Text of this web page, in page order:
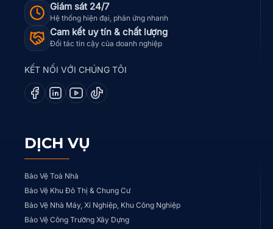
Giám sát 24/7
Hệ thống hiện đại, phản ứng nhanh
Cam kết uy tín & chất lượng
Đối tác tin cậy của doanh nghiệp
KẾT NỐI VỚI CHÚNG TÔI
DỊCH VỤ
Bảo Vệ Toà Nhà
Bảo Vệ Khu Đô Thị & Chung Cư
Bảo Vệ Nhà Máy, Xí Nghiệp, Khu Công Nghiệp
Bảo Vệ Công Trường Xây Dựng